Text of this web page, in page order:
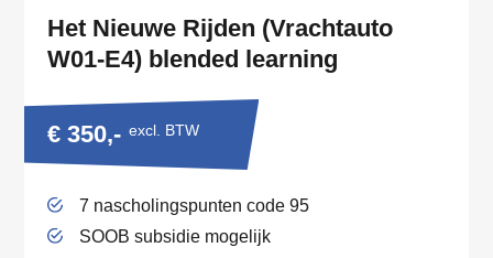
Het Nieuwe Rijden (Vrachtauto
W01-E4) blended learning
€ 350,- excl. BTW
7 nascholingspunten code 95
SOOB subsidie mogelijk